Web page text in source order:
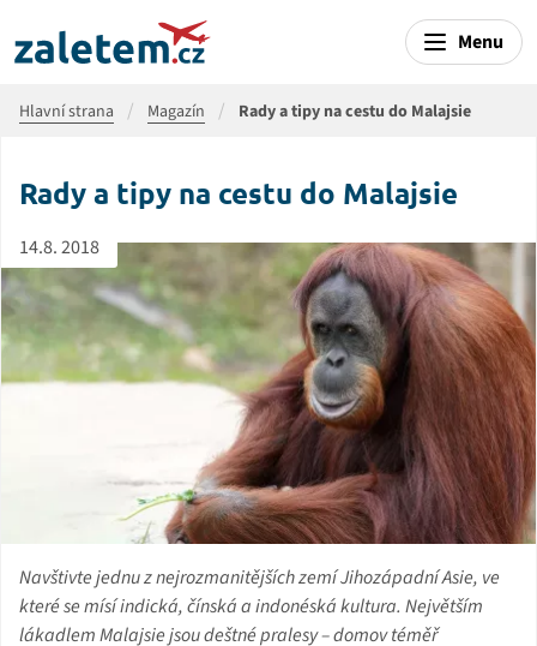
Menu
Hlavní strana Magazín Rady a tipy na cestu do Malajsie
Rady a tipy na cestu do Malajsie
14.8. 2018
Navštivte jednu z nejrozmanitějších zemí Jihozápadní Asie, ve
které se mísí indická, čínská a indonéská kultura. Největším
lákadlem Malajsie jsou deštné pralesy – domov téměř